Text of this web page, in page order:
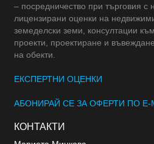
– посредничество при търговия
лицензирани оценки на
земеделски земи, консултации
проекти, проектиране и
на обекти.
ЕКСПЕРТНИ ОЦЕНКИ
АБОНИРАЙ СЕ ЗА ОФЕРТИ ПО E-
КОНТАКТИ